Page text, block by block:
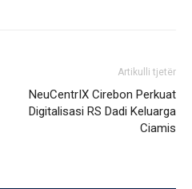
Artikulli tjetër
NeuCentrIX Cirebon Perkuat
Digitalisasi RS Dadi Keluarga
Ciamis